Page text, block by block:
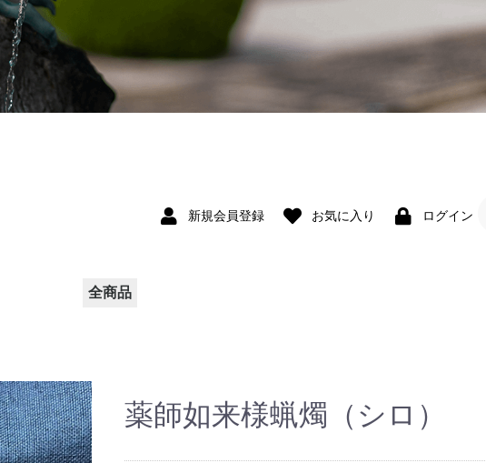
新規会員登録 お気に入り ログイン
全商品
薬師如来様蝋燭（シロ）